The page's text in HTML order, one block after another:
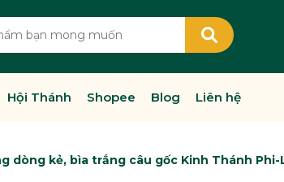
Hội Thánh Shopee Blog Liên hệ
dòng kẻ, bìa trắng câu gốc Kinh Thánh Phi-